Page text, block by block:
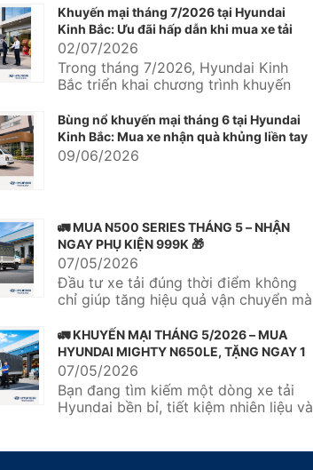
Khuyến mại tháng 7/2026 tại Hyundai
Kinh Bắc: Ưu đãi hấp dẫn khi mua xe tải
Hyundai và Hyundai Solati
02/07/2026
Trong tháng 7/2026, Hyundai Kinh
Bắc triển khai chương trình khuyến
mại...
Bùng nổ khuyến mại tháng 6 tại Hyundai
Kinh Bắc: Mua xe nhận quà khủng liền tay
09/06/2026
🚛 MUA N500 SERIES THÁNG 5 – NHẬN
NGAY PHỤ KIỆN 999K 🎁
07/05/2026
Đầu tư xe tải đúng thời điểm không
chỉ giúp tăng hiệu quả vận chuyển mà
🚛 KHUYẾN MẠI THÁNG 5/2026 – MUA
HYUNDAI MIGHTY N650LE, TẶNG NGAY 1
NĂM BẢO HIỂM TNDS 🎉
07/05/2026
Bạn đang tìm kiếm một dòng xe tải
Hyundai bền bỉ, tiết kiệm nhiên liệu và